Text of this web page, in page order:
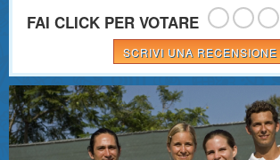
FAI CLICK PER VOTARE
SCRIVI UNA RECENSIONE